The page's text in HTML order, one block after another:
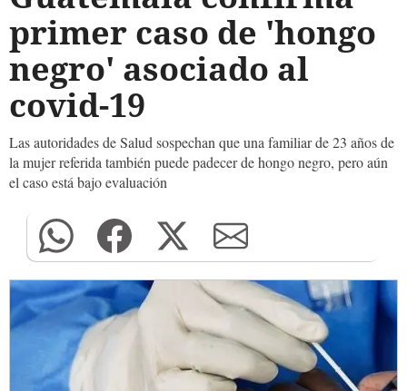
primer caso de 'hongo
negro' asociado al
covid-19
Las autoridades de Salud sospechan que una familiar de 23 años de
la mujer referida también puede padecer de hongo negro, pero aún
el caso está bajo evaluación